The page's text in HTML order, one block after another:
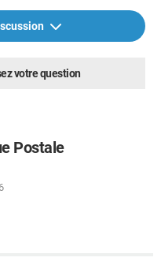
votre question
Postale